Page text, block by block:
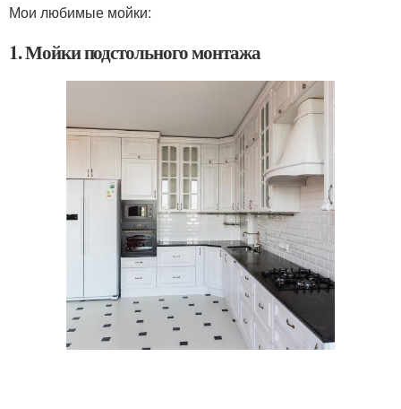
Мои любимые мойки:
1. Мойки подстольного монтажа